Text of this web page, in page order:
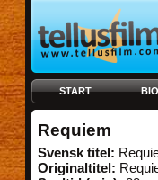
START
Requiem
Svensk titel:
Originaltitel: